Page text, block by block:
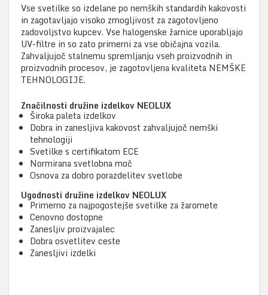
Vse svetilke so izdelane po nemških standardih kakovosti
in zagotavljajo visoko zmogljivost za zagotovljeno
zadovoljstvo kupcev. Vse halogenske žarnice uporabljajo
UV-filtre in so zato primerni za vse običajna vozila.
Zahvaljujoč stalnemu spremljanju vseh proizvodnih in
proizvodnih procesov, je zagotovljena kvaliteta NEMŠKE
TEHNOLOGIJE.
Značilnosti družine izdelkov NEOLUX
Široka paleta izdelkov
Dobra in zanesljiva kakovost zahvaljujoč nemški
tehnologiji
Svetilke s certifikatom ECE
Normirana svetlobna moč
Osnova za dobro porazdelitev svetlobe
Ugodnosti družine izdelkov NEOLUX
Primerno za najpogostejše svetilke za žaromete
Cenovno dostopne
Zanesljiv proizvajalec
Dobra osvetlitev ceste
Zanesljivi izdelki